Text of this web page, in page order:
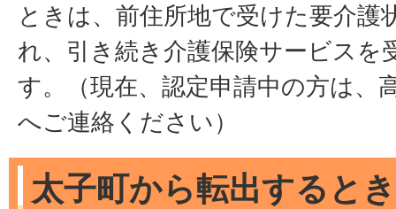
ときは、前住所地で受けた要介護
れ、引き続き介護保険サービスを
す。（現在、認定申請中の方は、
へご連絡ください）
太子町から転出すると